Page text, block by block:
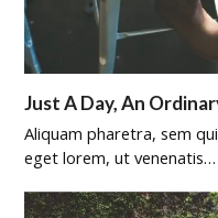
Just A Day, An
Aliquam pharetra, sem
eget lorem, ut venenatis…